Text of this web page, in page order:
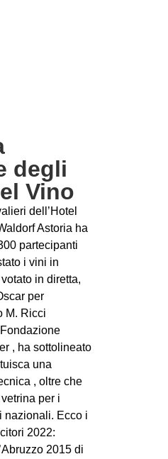
degli
Vino
dell’Hotel
Astoria ha
partecipanti
i vini in
in diretta,
per
M. Ricci
, ha sottolineato
una
, oltre che
per i
nazionali. Ecco i
2022:
2015 di